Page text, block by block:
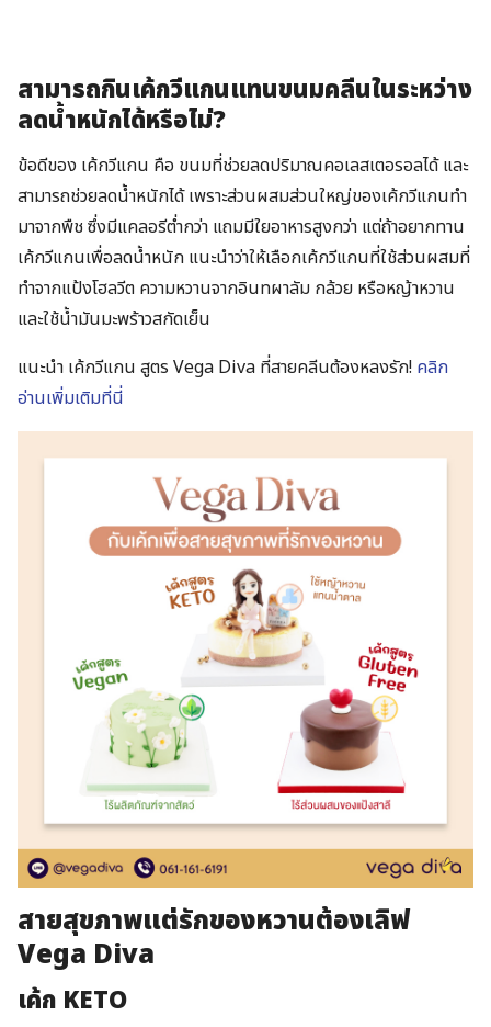
Search
สามารถกินเค้กวีแกนแทนขนมคลีนในระหว่าง
ลดน้ำหนักได้หรือไม่?
ข้อดีของ เค้กวีแกน คือ ขนมที่ช่วยลดปริมาณคอเลสเตอรอลได้ และ
สามารถช่วยลดน้ำหนักได้ เพราะส่วนผสมส่วนใหญ่ของเค้กวีแกนทำ
มาจากพืช ซึ่งมีแคลอรีต่ำกว่า แถมมีใยอาหารสูงกว่า แต่ถ้าอยากทาน
เค้กวีแกนเพื่อลดน้ำหนัก แนะนำว่าให้เลือกเค้กวีแกนที่ใช้ส่วนผสมที่
ทำจากแป้งโฮลวีต ความหวานจากอินทผาลัม กล้วย หรือหญ้าหวาน
และใช้น้ำมันมะพร้าวสกัดเย็น
แนะนำ เค้กวีแกน สูตร Vega Diva ที่สายคลีนต้องหลงรัก! คลิก
อ่านเพิ่มเติมที่นี่
สายสุขภาพแต่รักของหวานต้องเลิฟ
Vega Diva
เค้ก KETO